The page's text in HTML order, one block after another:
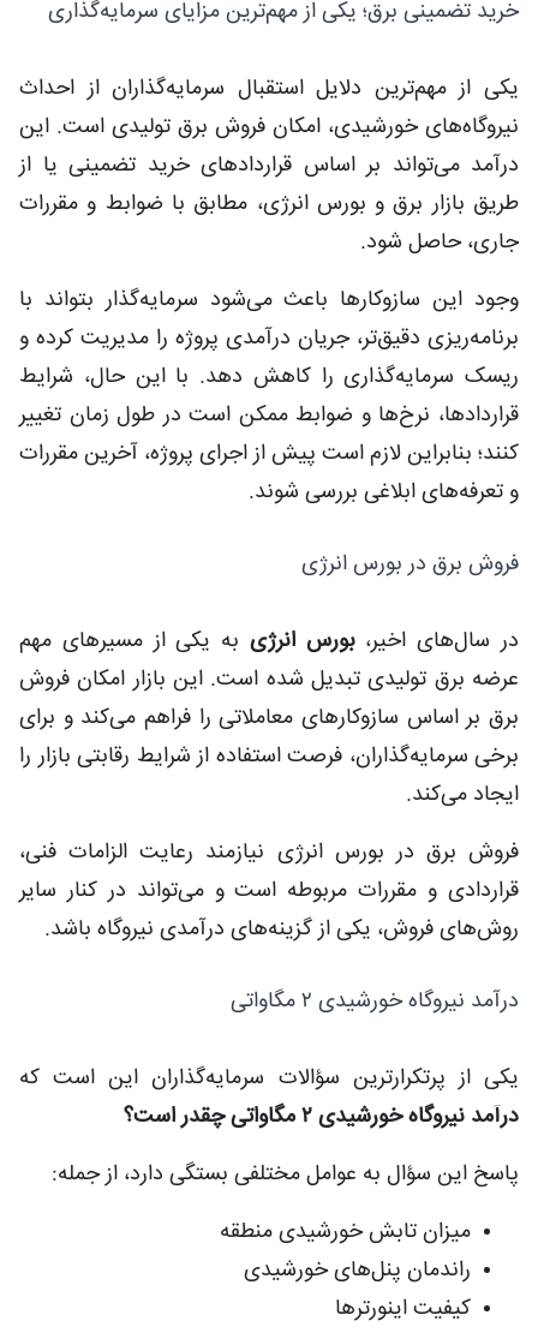
خرید تضمینی برق؛ یکی از مهم‌ترین مزایای سرمایه‌گذاری
یکی از مهم‌ترین دلایل استقبال سرمایه‌گذاران از احداث
نیروگاه‌های خورشیدی، امکان فروش برق تولیدی است. این
درآمد می‌تواند بر اساس قراردادهای خرید تضمینی یا از
طریق بازار برق و بورس انرژی، مطابق با ضوابط و مقررات
جاری، حاصل شود.
وجود این سازوکارها باعث می‌شود سرمایه‌گذار بتواند با
برنامه‌ریزی دقیق‌تر، جریان درآمدی پروژه را مدیریت کرده و
ریسک سرمایه‌گذاری را کاهش دهد. با این حال، شرایط
قراردادها، نرخ‌ها و ضوابط ممکن است در طول زمان تغییر
کنند؛ بنابراین لازم است پیش از اجرای پروژه، آخرین مقررات
و تعرفه‌های ابلاغی بررسی شوند.
فروش برق در بورس انرژی
در سال‌های اخیر،بورس انرژی به یکی از مسیرهای مهم
عرضه برق تولیدی تبدیل شده است. این بازار امکان فروش
برق بر اساس سازوکارهای معاملاتی را فراهم می‌کند و برای
برخی سرمایه‌گذاران، فرصت استفاده از شرایط رقابتی بازار را
ایجاد می‌کند.
فروش برق در بورس انرژی نیازمند رعایت الزامات فنی،
قراردادی و مقررات مربوطه است و می‌تواند در کنار سایر
روش‌های فروش، یکی از گزینه‌های درآمدی نیروگاه باشد.
درآمد نیروگاه خورشیدی ۲ مگاواتی
یکی از پرتکرارترین سؤالات سرمایه‌گذاران این است که
درآمد نیروگاه خورشیدی ۲ مگاواتی چقدر است؟
پاسخ این سؤال به عوامل مختلفی بستگی دارد، از جمله:
میزان تابش خورشیدی منطقه
راندمان پنل‌های خورشیدی
کیفیت اینورترها